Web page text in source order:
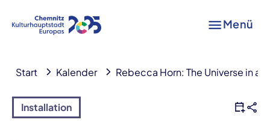
Menü
Start Kalender Rebecca Horn: The Universe in a
Installation